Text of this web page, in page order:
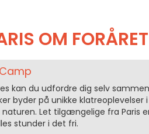
OM FORÅRET
kan du udfordre dig selv sammen
byder på unikke klatreoplevelser i
Let tilgængelige fra Paris
stunder i det fri.